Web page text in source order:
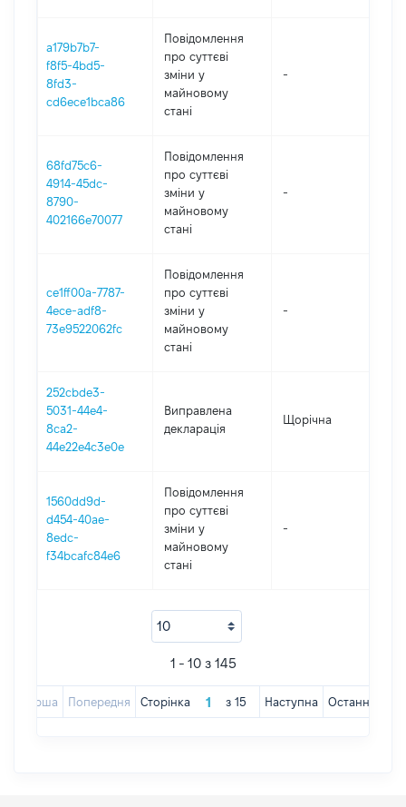
a179b7b7-
f8f5-4bd5-
8fd3-
cd6ece1bca86
Повідомлення
про суттєві
зміни y
майновому
стані
-
68fd75c6-
4914-45dc-
8790-
402166e70077
Повідомлення
про суттєві
зміни y
майновому
стані
-
ce1ff00a-7787-
4ece-adf8-
73e9522062fc
Повідомлення
про суттєві
зміни y
майновому
стані
-
252cbde3-
5031-44e4-
8ca2-
44e22e4c3e0e
Виправлена
декларація
Щорічна
1560dd9d-
d454-40ae-
8edc-
f34bcafc84e6
Повідомлення
про суттєві
зміни y
майновому
стані
-
1 - 10 з 145
Перша Попередня Сторінка з 15 Наступна Остання